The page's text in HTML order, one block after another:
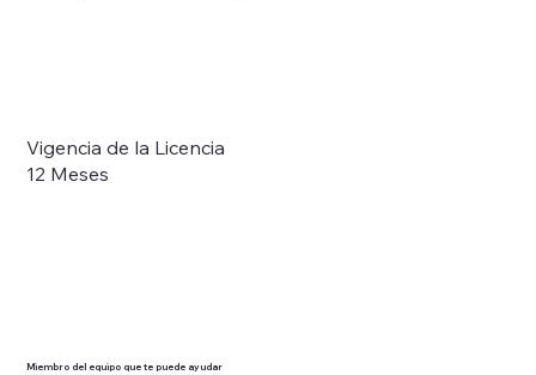
Vigencia de la Licencia
12 Meses
Miembro del equipo que te puede ayudar